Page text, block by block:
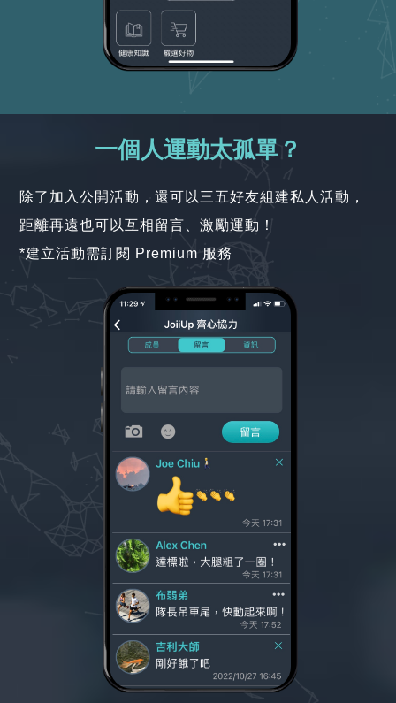
一個人運動太孤單？
除了加入公開活動，還可以三五好友組建私人活動，
距離再遠也可以互相留言、激勵運動！
*建立活動需訂閱 Premium 服務